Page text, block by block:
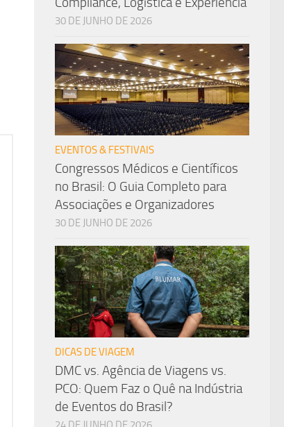
30 DE JUNHO DE 2026
EVENTOS & FESTIVAIS
Congressos Médicos e Científicos
no Brasil: O Guia Completo para
Associações e Organizadores
30 DE JUNHO DE 2026
DICAS DE VIAGEM
DMC vs. Agência de Viagens vs.
PCO: Quem Faz o Quê na Indústria
de Eventos do Brasil?